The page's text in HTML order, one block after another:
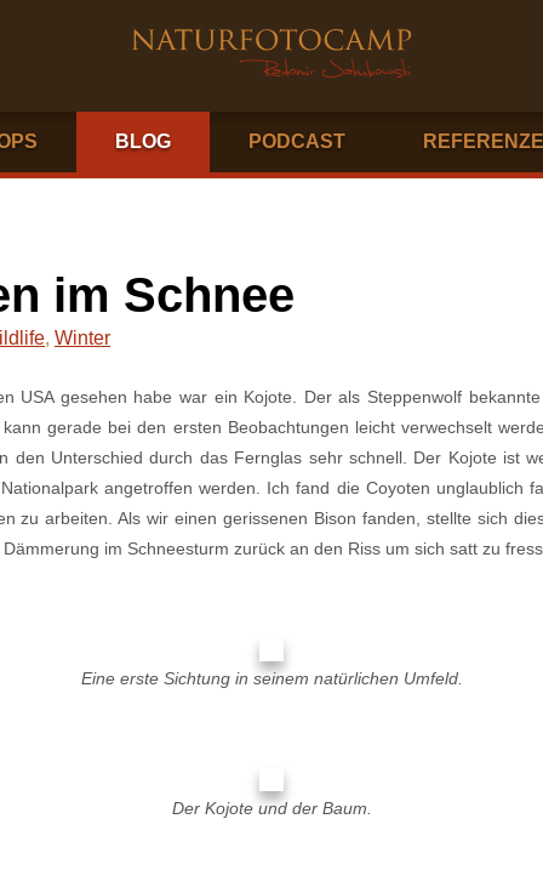
BLOG PODCAST
im Schnee
, Winter
USA gesehen habe war ein Kojote. Der als Steppenwolf
gerade bei den ersten Beobachtungen leicht verwechselt
den Unterschied durch das Fernglas sehr schnell. Der Kojote ist
angetroffen werden. Ich fand die Coyoten unglaublich
zu arbeiten. Als wir einen gerissenen Bison fanden, stellte sich
im Schneesturm zurück an den Riss um sich satt zu
Eine erste Sichtung in seinem natürlichen Umfeld.
Der Kojote und der Baum.